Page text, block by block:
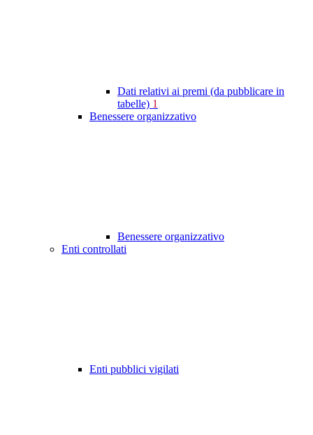
Dati relativi ai premi (da pubblicare in
tabelle) 1
Benessere organizzativo
Benessere organizzativo
Enti controllati
Enti pubblici vigilati